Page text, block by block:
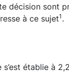
décision sont
à ce sujet1 .
s’est établie à